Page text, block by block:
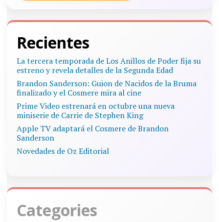
Recientes
La tercera temporada de Los Anillos de Poder fija su
estreno y revela detalles de la Segunda Edad
Brandon Sanderson: Guion de Nacidos de la Bruma
finalizado y el Cosmere mira al cine
Prime Video estrenará en octubre una nueva
miniserie de Carrie de Stephen King
Apple TV adaptará el Cosmere de Brandon
Sanderson
Novedades de Oz Editorial
Categories